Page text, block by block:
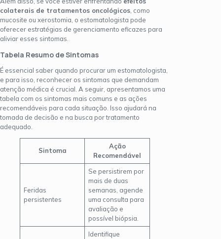
colaterais de tratamentos oncológicos , como
mucosite ou xerostomia, o estomatologista pode
oferecer estratégias de gerenciamento eficazes para
aliviar esses sintomas.
Tabela Resumo de Sintomas
É essencial saber quando procurar um estomatologista,
e para isso, reconhecer os sintomas que demandam
atenção médica é crucial. A seguir, apresentamos uma
tabela com os sintomas mais comuns e as ações
recomendáveis para cada situação. Isso ajudará na
tomada de decisão e na busca por tratamento
adequado.
Sintoma
Ação
Recomendável
Feridas
persistentes
Se persistirem por
mais de duas
semanas, agende
uma consulta para
avaliação e
possível biópsia.
Identifique